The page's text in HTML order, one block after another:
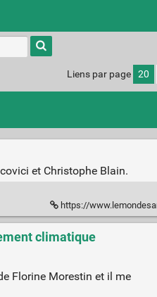
Type 1 or
more
characters
results.
Liens par page 20
et Christophe Blain.
https://
climatique
Florine Morestin et il me